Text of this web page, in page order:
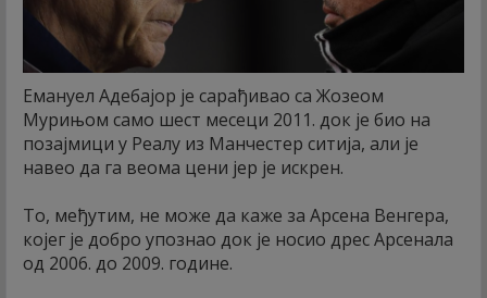
Емануел Адебајор је сарађивао са Жозеом
Мурињом само шест месеци 2011. док је био на
позајмици у Реалу из Манчестер ситија, али је
навео да га веома цени јер је искрен.
То, међутим, не може да каже за Арсена Венгера,
којег је добро упознао док је носио дрес Арсенала
од 2006. до 2009. године.